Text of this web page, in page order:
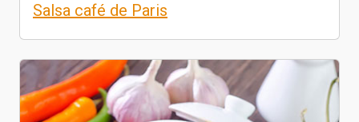
Salsa café de Paris